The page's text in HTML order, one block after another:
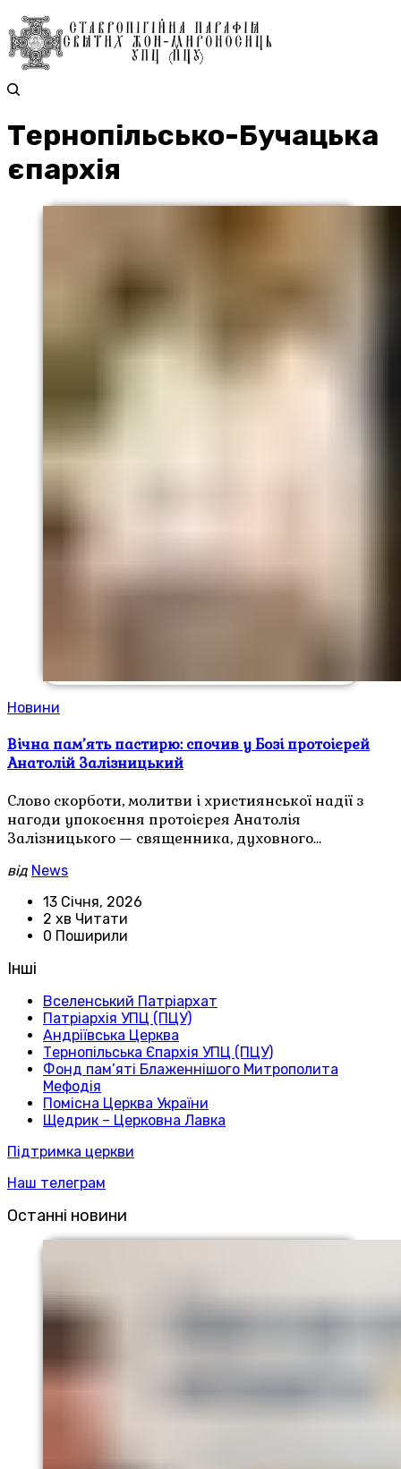
Тернопільсько-Бучацька
єпархія
Новини
Вічна пам’ять пастирю: спочив у Бозі протоієрей
Анатолій Залізницький
Слово скорботи, молитви і християнської надії з
нагоди упокоєння протоієрея Анатолія
Залізницького — священника, духовного…
від News
13 Січня, 2026
2 хв Читати
0 Поширили
Інші
Вселенський Патріархат
Патріархія УПЦ (ПЦУ)
Андріївська Церква
Тернопільська Єпархія УПЦ (ПЦУ)
Фонд пам’яті Блаженнішого Митрополита
Мефодія
Помісна Церква України
Щедрик – Церковна Лавка
Підтримка церкви
Наш телеграм
Останні новини